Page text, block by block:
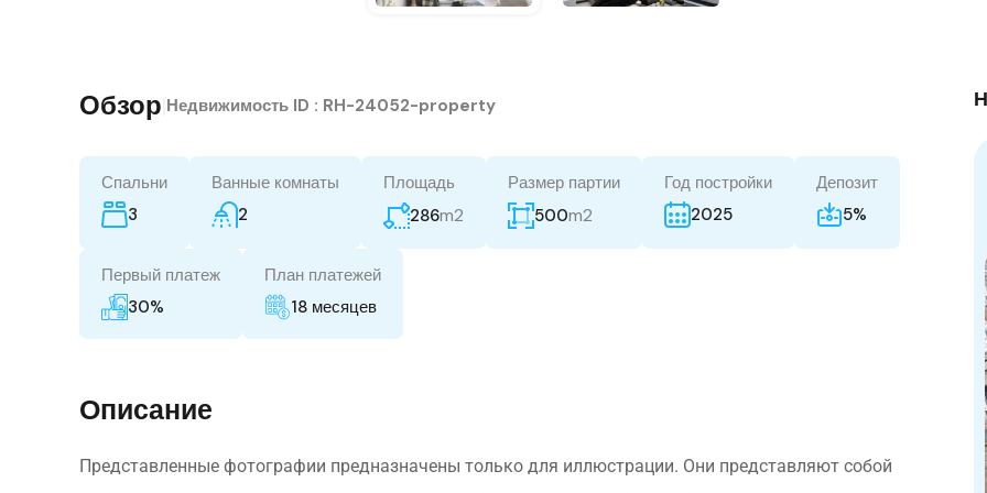
Обзор Недвижимость ID : RH-24052-property
Спальни
3
Ванные комнаты
2
Площадь
286m2
Размер партии
500m2
Год постройки
2025
Депозит
5%
Первый платеж
30%
План платежей
18 месяцев
Описание
Представленные фотографии предназначены только для иллюстрации. Они представляют собой